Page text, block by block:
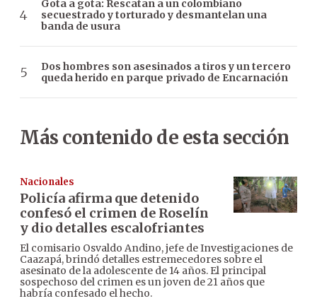
Gota a gota: Rescatan a un colombiano
secuestrado y torturado y desmantelan una
banda de usura
Dos hombres son asesinados a tiros y un tercero
queda herido en parque privado de Encarnación
Más contenido de esta sección
Nacionales
Policía afirma que detenido
confesó el crimen de Roselín
y dio detalles escalofriantes
El comisario Osvaldo Andino, jefe de Investigaciones de
Caazapá, brindó detalles estremecedores sobre el
asesinato de la adolescente de 14 años. El principal
sospechoso del crimen es un joven de 21 años que
habría confesado el hecho.